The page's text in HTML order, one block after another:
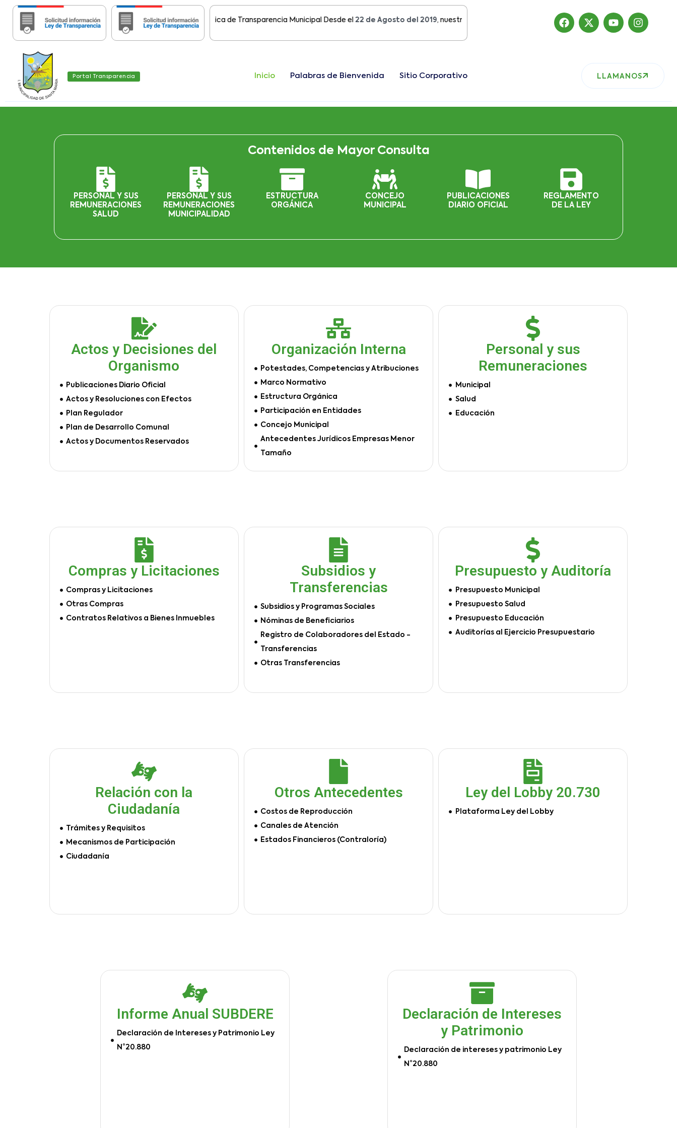
Estas páginas contienen Información histórica de Transparencia Municipal Desde el22 de Agosto del 2019, nuestro sitio ha migrado
Portal Transparencia Inicio Palabras de Bienvenida Sitio Corporativo LLAMANOS
Contenidos de Mayor Consulta
PERSONAL Y SUS
REMUNERACIONES
SALUD
PERSONAL Y SUS
REMUNERACIONES
MUNICIPALIDAD
ESTRUCTURA
ORGÁNICA
CONCEJO
MUNICIPAL
PUBLICACIONES
DIARIO OFICIAL
REGLAMENTO
DE LA LEY
Actos y Decisiones del
Organismo
Publicaciones Diario Oficial
Actos y Resoluciones con Efectos
Plan Regulador
Plan de Desarrollo Comunal
Actos y Documentos Reservados
Organización Interna
Potestades, Competencias y Atribuciones
Marco Normativo
Estructura Orgánica
Participación en Entidades
Concejo Municipal
Antecedentes Jurídicos Empresas Menor
Tamaño
Personal y sus
Remuneraciones
Municipal
Salud
Educación
Compras y Licitaciones
Compras y Licitaciones
Otras Compras
Contratos Relativos a Bienes Inmuebles
Subsidios y
Transferencias
Subsidios y Programas Sociales
Nóminas de Beneficiarios
Registro de Colaboradores del Estado -
Transferencias
Otras Transferencias
Presupuesto y Auditoría
Presupuesto Municipal
Presupuesto Salud
Presupuesto Educación
Auditorías al Ejercicio Presupuestario
Relación con la
Ciudadanía
Trámites y Requisitos
Mecanismos de Participación
Ciudadanía
Otros Antecedentes
Costos de Reproducción
Canales de Atención
Estados Financieros (Contraloría)
Ley del Lobby 20.730
Plataforma Ley del Lobby
Informe Anual SUBDERE
Declaración de Intereses y Patrimonio Ley
N°20.880
Declaración de Intereses
y Patrimonio
Declaración de intereses y patrimonio Ley
N°20.880